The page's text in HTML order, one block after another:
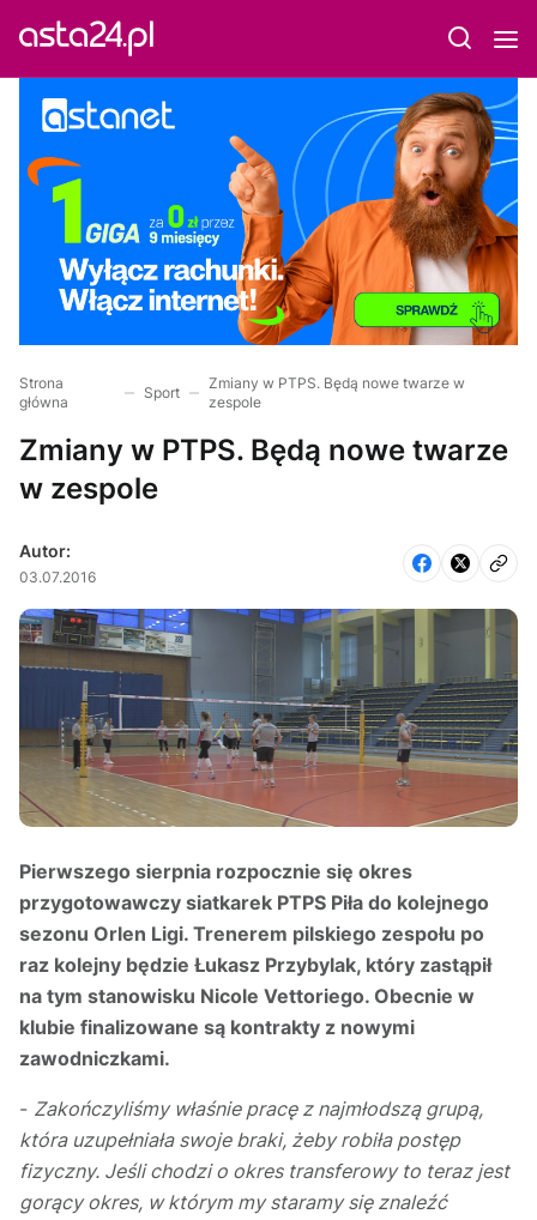
Strona
główna
Sport
Zmiany w PTPS. Będą nowe twarze w
zespole
Zmiany w PTPS. Będą nowe twarze
w zespole
Autor:
03.07.2016
Pierwszego sierpnia rozpocznie się okres
przygotowawczy siatkarek PTPS Piła do kolejnego
sezonu Orlen Ligi. Trenerem pilskiego zespołu po
raz kolejny będzie Łukasz Przybylak, który zastąpił
na tym stanowisku Nicole Vettoriego. Obecnie w
klubie finalizowane są kontrakty z nowymi
zawodniczkami.
- Zakończyliśmy właśnie pracę z najmłodszą grupą,
która uzupełniała swoje braki, żeby robiła postęp
fizyczny. Jeśli chodzi o okres transferowy to teraz jest
gorący okres, w którym my staramy się znaleźć